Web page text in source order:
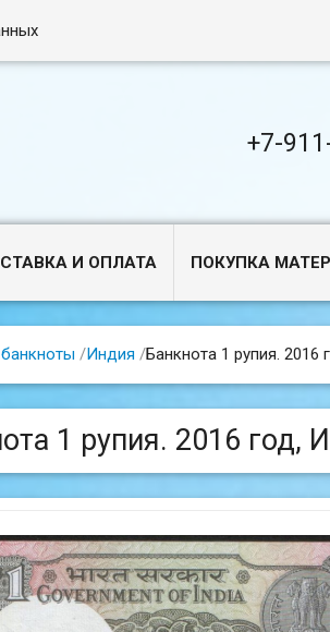
+7-
И ОПЛАТА ПОКУПКА
/Индия /Банкнота 1 рупия. 2016
1 рупия. 2016 год,